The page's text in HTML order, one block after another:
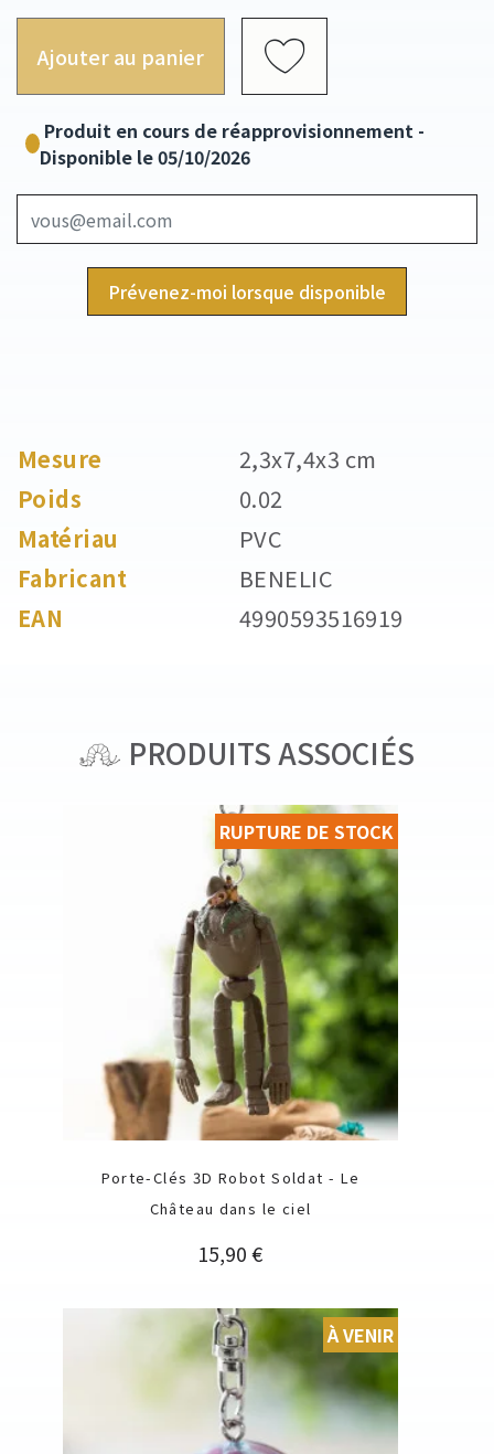
Ajouter au panier
Produit en cours de réapprovisionnement -
Disponible le 05/10/2026
Prévenez-moi lorsque disponible
Mesure
2,3x7,4x3 cm
Poids
0.02
Matériau
PVC
Fabricant
BENELIC
EAN
4990593516919
PRODUITS ASSOCIÉS
Porte-Clés 3D Robot Soldat - Le
Château dans le ciel
Prix
15,90 €
RUPTURE DE STOCK
À VENIR